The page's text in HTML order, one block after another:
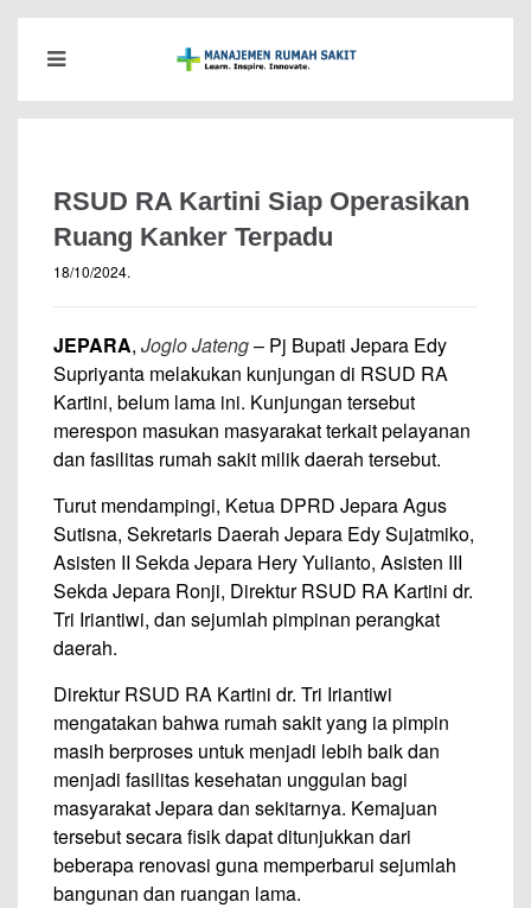
RSUD RA Kartini Siap Operasikan
Ruang Kanker Terpadu
18/10/2024.
JEPARA, Joglo Jateng– Pj Bupati Jepara Edy
Supriyanta melakukan kunjungan di RSUD RA
Kartini, belum lama ini. Kunjungan tersebut
merespon masukan masyarakat terkait pelayanan
dan fasilitas rumah sakit milik daerah tersebut.
Turut mendampingi, Ketua DPRD Jepara Agus
Sutisna, Sekretaris Daerah Jepara Edy Sujatmiko,
Asisten II Sekda Jepara Hery Yulianto, Asisten III
Sekda Jepara Ronji, Direktur RSUD RA Kartini dr.
Tri Iriantiwi, dan sejumlah pimpinan perangkat
daerah.
Direktur RSUD RA Kartini dr. Tri Iriantiwi
mengatakan bahwa rumah sakit yang ia pimpin
masih berproses untuk menjadi lebih baik dan
menjadi fasilitas kesehatan unggulan bagi
masyarakat Jepara dan sekitarnya. Kemajuan
tersebut secara fisik dapat ditunjukkan dari
beberapa renovasi guna memperbarui sejumlah
bangunan dan ruangan lama.